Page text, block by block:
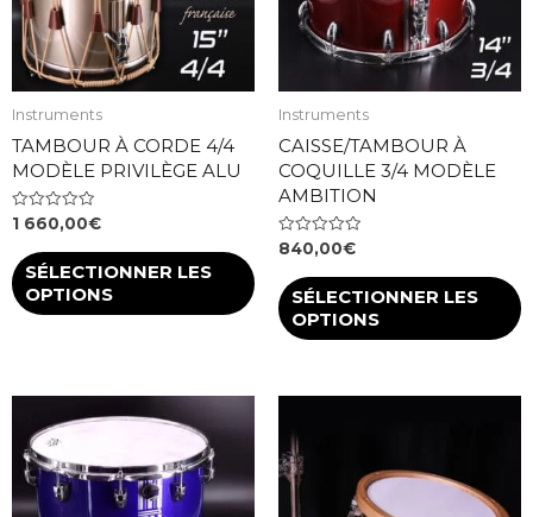
Instruments
TAMBOUR À CORDE 4/4
MODÈLE PRIVILÈGE ALU
Note
sur
5
1 660,00€
SÉLECTIONNER LES
OPTIONS
Instruments
CAISSE/TAMBOUR À
COQUILLE 3/4 MODÈLE
AMBITION
Note
sur
5
840,00€
SÉLECTIONNER LES
OPTIONS